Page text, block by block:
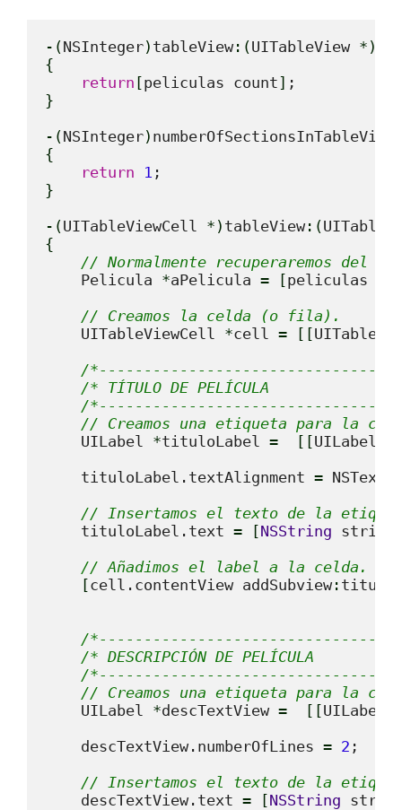
- (NSInteger) tableView : (UITableView * )
{
return [peliculas count]
}
- (NSInteger) numberOfSectionsInTableView
{
return
1
}
- (UITableViewCell * ) tableView : (
{
// Normalmente recuperaremos
    Pelicula
*aPelicula = [peliculas
// Creamos la celda (o fila).
    UITableViewCell
*cell = [ [
/
/* TÍTULO DE PELÍCULA
/
// Creamos una etiqueta para la
    UILabel
*tituloLabel = [ [UILabel
    tituloLabel.textAlignment
=
// Insertamos el texto de la
    tituloLabel.text
= [NSString
// Añadimos el label a la celda.
[cell.contentView addSubview :
/
/* DESCRIPCIÓN DE PELÍCULA
/
// Creamos una etiqueta para la
    UILabel
*descTextView = [ [UILabel
    descTextView.numberOfLines
= 2 ;
// Insertamos el texto de la
    descTextView.text
= [NSString